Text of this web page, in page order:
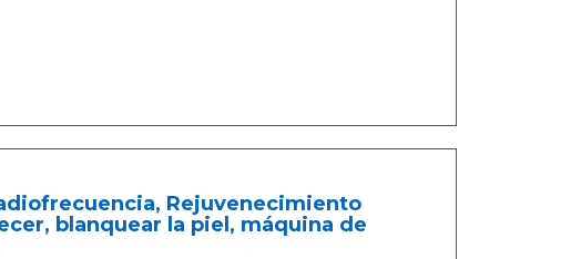
Rejuvenecimiento
blanquear la piel, máquina de